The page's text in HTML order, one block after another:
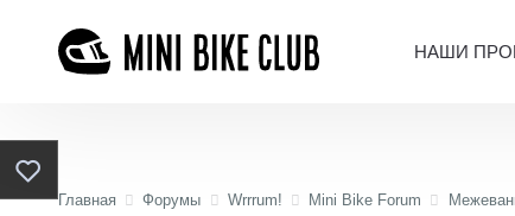
НАШИ
Главная Форумы Wrrrum! Mini Bike Forum